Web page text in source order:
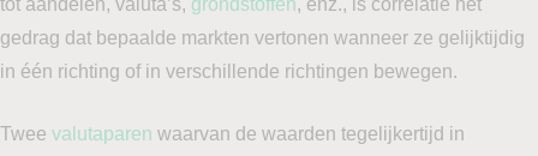
tot aandelen, valuta’s, grondstoffen, enz., is correlatie het
gedrag dat bepaalde markten vertonen wanneer ze gelijktijdig
in één richting of in verschillende richtingen bewegen.
Twee valutaparen waarvan de waarden tegelijkertijd in